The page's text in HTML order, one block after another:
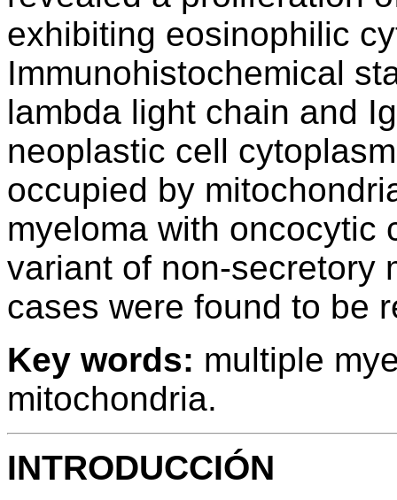
exhibiting eosinophilic
Immunohistochemical
lambda light chain and
neoplastic cell
occupied by
myeloma with oncocytic
variant of non-secretory
cases were found to be
Key words: multiple
mitochondria.
INTRODUCCIÓN